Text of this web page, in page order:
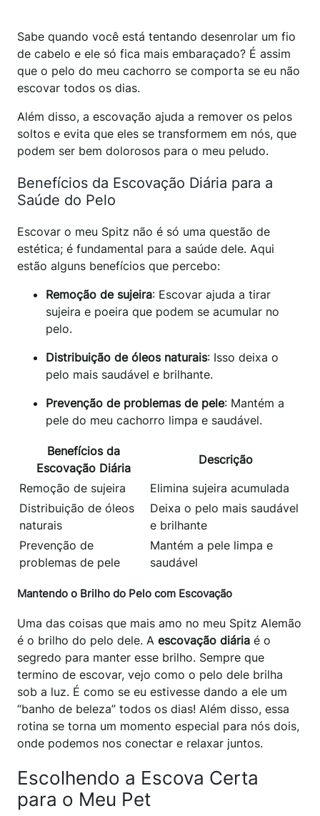
Sabe quando você está tentando desenrolar um fio
de cabelo e ele só fica mais embaraçado? É assim
que o pelo do meu cachorro se comporta se eu não
escovar todos os dias.
Além disso, a escovação ajuda a remover os pelos
soltos e evita que eles se transformem em nós, que
podem ser bem dolorosos para o meu peludo.
Benefícios da Escovação Diária para a
Saúde do Pelo
Escovar o meu Spitz não é só uma questão de
estética; é fundamental para a saúde dele. Aqui
estão alguns benefícios que percebo:
Remoção de sujeira: Escovar ajuda a tirar
sujeira e poeira que podem se acumular no
pelo.
Distribuição de óleos naturais: Isso deixa o
pelo mais saudável e brilhante.
Prevenção de problemas de pele: Mantém a
pele do meu cachorro limpa e saudável.
Benefícios da
Escovação Diária
Descrição
Remoção de sujeira
Elimina sujeira acumulada
Distribuição de óleos
naturais
Deixa o pelo mais saudável
e brilhante
Prevenção de
problemas de pele
Mantém a pele limpa e
saudável
Mantendo o Brilho do Pelo com Escovação
Uma das coisas que mais amo no meu Spitz Alemão
é o brilho do pelo dele. A escovação diária é o
segredo para manter esse brilho. Sempre que
termino de escovar, vejo como o pelo dele brilha
sob a luz. É como se eu estivesse dando a ele um
“banho de beleza” todos os dias! Além disso, essa
rotina se torna um momento especial para nós dois,
onde podemos nos conectar e relaxar juntos.
Escolhendo a Escova Certa
para o Meu Pet